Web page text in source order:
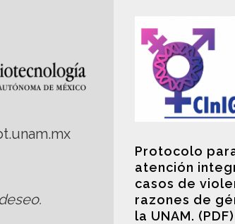
.
Protocolo
atención
casos de
razones de
la UNAM. (PDF)